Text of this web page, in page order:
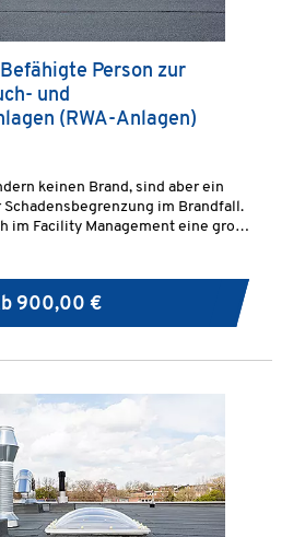
Person zur
und
(RWA-Anlagen)
keinen Brand, sind aber ein
im Brandfall.
im Facility Management eine große
900,00 €